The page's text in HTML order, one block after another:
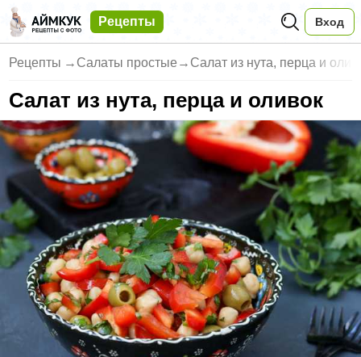
Рецепты Вход
Рецепты → Салаты простые → Салат из нута, перца и
Салат из нута, перца и оливок